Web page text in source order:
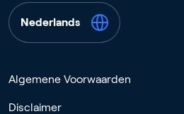
Nederlands
Algemene Voorwaarden
Disclaimer